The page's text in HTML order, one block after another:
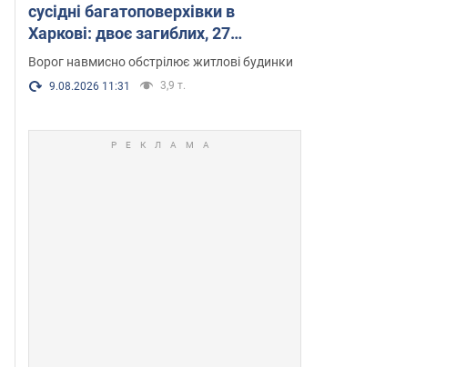
сусідні багатоповерхівки в
Харкові: двоє загиблих, 27
постраждалих
Ворог навмисно обстрілює житлові будинки
9.08.2026 11:31 3,9 т.